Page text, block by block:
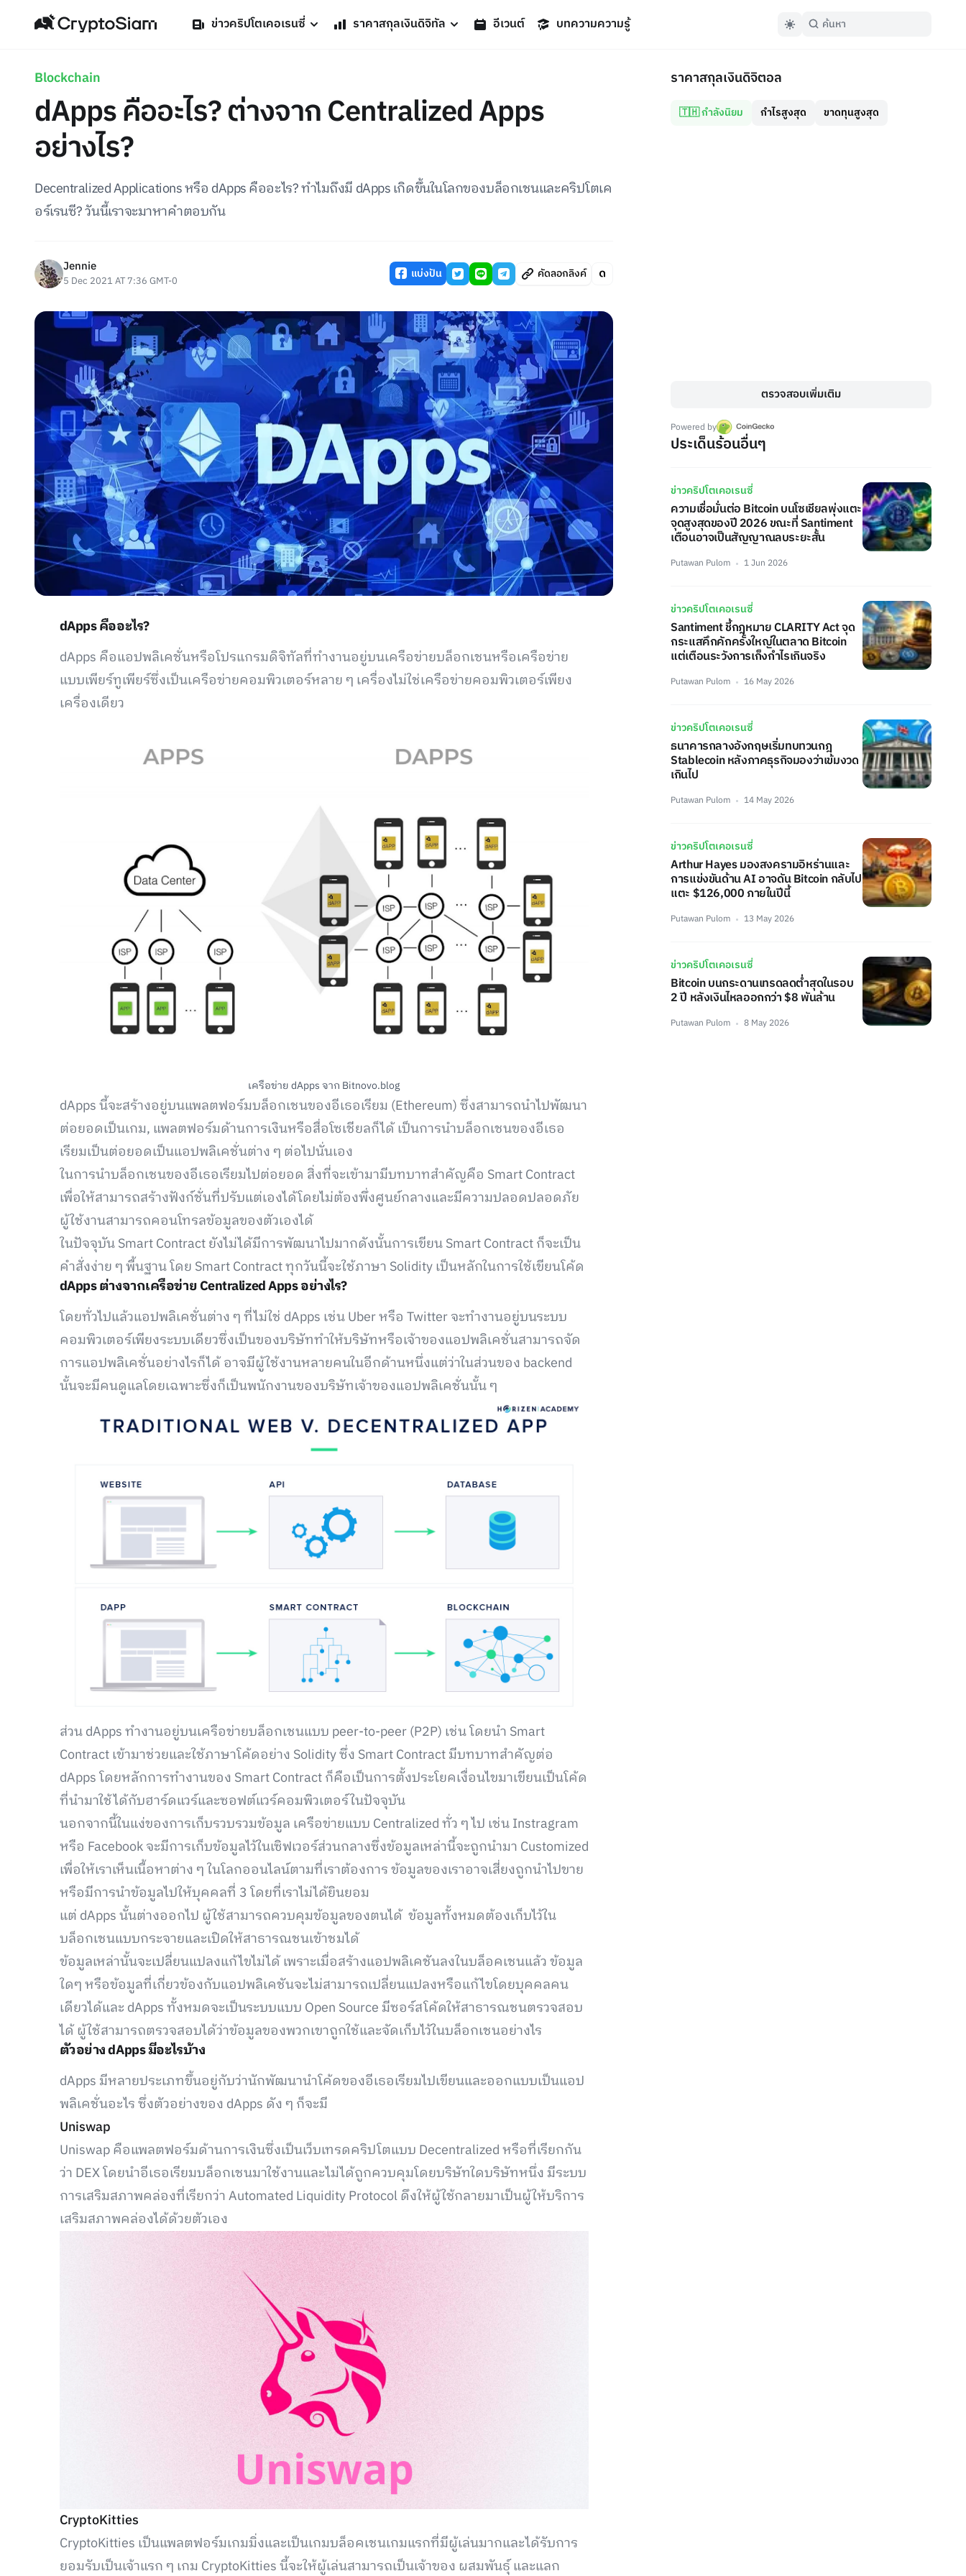
ข่าวคริปโตเคอเรนซี่ ราคาสกุลเงินดิจิทัล อีเวนต์ บทความความรู้
Blockchain
dApps คืออะไร? ต่างจาก Centralized Apps
อย่างไร?
Decentralized Applications หรือ dApps คืออะไร? ทำไมถึงมี dApps เกิดขึ้นในโลกของบล็อกเชนและคริปโตเค
อร์เรนซี? วันนี้เราจะมาหาคำตอบกัน
Jennie
5 Dec 2021 AT 7:36 GMT-0 แบ่งปัน คัดลอกลิงค์
dApps คืออะไร?
dApps คือแอปพลิเคชั่นหรือโปรแกรมดิจิทัลที่ทำงานอยู่บนเครือข่ายบล็อกเชนหรือเครือข่าย
แบบเพียร์ทูเพียร์ซึ่งเป็นเครือข่ายคอมพิวเตอร์หลาย ๆ เครื่องไม่ใช่เครือข่ายคอมพิวเตอร์เพียง
เครื่องเดียว
เครือข่าย dApps จาก Bitnovo.blog
dApps นี้จะสร้างอยู่บนแพลตฟอร์มบล็อกเชนของอีเธอเรียม (Ethereum) ซึ่งสามารถนำไปพัฒนา
ต่อยอดเป็นเกม, แพลตฟอร์มด้านการเงินหรือสื่อโซเชียลก็ได้ เป็นการนำบล็อกเชนของอีเธอ
เรียมเป็นต่อยอดเป็นแอปพลิเคชั่นต่าง ๆ ต่อไปนั่นเอง
ในการนำบล็อกเชนของอีเธอเรียมไปต่อยอด สิ่งที่จะเข้ามามีบทบาทสำคัญคือ Smart Contract
เพื่อให้สามารถสร้างฟังก์ชั่นที่ปรับแต่เองได้โดยไม่ต้องพึ่งศูนย์กลางและมีความปลอดปลอดภัย
ผู้ใช้งานสามารถคอนโทรลข้อมูลของตัวเองได้
ในปัจจุบัน Smart Contract ยังไม่ได้มีการพัฒนาไปมากดังนั้นการเขียน Smart Contract ก็จะเป็น
คำสั่งง่าย ๆ พื้นฐาน โดย Smart Contract ทุกวันนี้จะใช้ภาษา Solidity เป็นหลักในการใช้เขียนโค้ด
dApps ต่างจากเครือข่าย Centralized Apps อย่างไร?
โดยทั่วไปแล้วแอปพลิเคชั่นต่าง ๆ ที่ไม่ใช่ dApps เช่น Uber หรือ Twitter จะทำงานอยู่บนระบบ
คอมพิวเตอร์เพียงระบบเดียวซึ่งเป็นของบริษัททำให้บริษัทหรือเจ้าของแอปพลิเคชั่นสามารถจัด
การแอปพลิเคชั่นอย่างไรก็ได้ อาจมีผู้ใช้งานหลายคนในอีกด้านหนึ่งแต่ว่าในส่วนของ backend
นั้นจะมีคนดูแลโดยเฉพาะซึ่งก็เป็นพนักงานของบริษัทเจ้าของแอปพลิเคชั่นนั้น ๆ
ส่วน dApps ทำงานอยู่บนเครือข่ายบล็อกเชนแบบ peer-to-peer (P2P) เช่น โดยนำ Smart
Contract เข้ามาช่วยและใช้ภาษาโค้ดอย่าง Solidity ซึ่ง Smart Contract มีบทบาทสำคัญต่อ
dApps โดยหลักการทำงานของ Smart Contract ก็คือเป็นการตั้งประโยคเงื่อนไขมาเขียนเป็นโค้ด
ที่นำมาใช้ได้กับฮาร์ดแวร์และซอฟต์แวร์คอมพิวเตอร์ในปัจจุบัน
นอกจากนี้ในแง่ของการเก็บรวบรวมข้อมูล เครือข่ายแบบ Centralized ทั่ว ๆ ไป เช่น Instragram
หรือ Facebook จะมีการเก็บข้อมูลไว้ในเซิฟเวอร์ส่วนกลางซึ่งข้อมูลเหล่านี้จะถูกนำมา Customized
เพื่อให้เราเห็นเนื้อหาต่าง ๆ ในโลกออนไลน์ตามที่เราต้องการ ข้อมูลของเราอาจเสี่ยงถูกนำไปขาย
หรือมีการนำข้อมูลไปให้บุคคลที่ 3 โดยที่เราไม่ได้ยินยอม
แต่ dApps นั้นต่างออกไป ผู้ใช้สามารถควบคุมข้อมูลของตนได้ ข้อมูลทั้งหมดต้องเก็บไว้ใน
บล็อกเชนแบบกระจายและเปิดให้สาธารณชนเข้าชมได้
ข้อมูลเหล่านั้นจะเปลี่ยนแปลงแก้ไขไม่ได้ เพราะเมื่อสร้างแอปพลิเคชันลงในบล็อคเชนแล้ว ข้อมูล
ใดๆ หรือข้อมูลที่เกี่ยวข้องกับแอปพลิเคชันจะไม่สามารถเปลี่ยนแปลงหรือแก้ไขโดยบุคคลคน
เดียวได้และ dApps ทั้งหมดจะเป็นระบบแบบ Open Source มีซอร์สโค้ดให้สาธารณชนตรวจสอบ
ได้ ผู้ใช้สามารถตรวจสอบได้ว่าข้อมูลของพวกเขาถูกใช้และจัดเก็บไว้ในบล็อกเชนอย่างไร
ตัวอย่าง dApps มีอะไรบ้าง
dApps มีหลายประเภทขึ้นอยู่กับว่านักพัฒนานำโค้ดของอีเธอเรียมไปเขียนและออกแบบเป็นแอป
พลิเคชั่นอะไร ซึ่งตัวอย่างของ dApps ดัง ๆ ก็จะมี
Uniswap
Uniswap คือแพลตฟอร์มด้านการเงินซึ่งเป็นเว็บเทรดคริปโตแบบ Decentralized หรือที่เรียกกัน
ว่า DEX โดยนำอีเธอเรียมบล็อกเชนมาใช้งานและไม่ได้ถูกควบคุมโดยบริษัทใดบริษัทหนึ่ง มีระบบ
การเสริมสภาพคล่องที่เรียกว่า Automated Liquidity Protocol ดึงให้ผู้ใช้กลายมาเป็นผู้ให้บริการ
เสริมสภาพคล่องได้ด้วยตัวเอง
CryptoKitties
CryptoKitties เป็นแพลตฟอร์มเกมมิ่งและเป็นเกมบล็อคเชนเกมแรกที่มีผู้เล่นมากและได้รับการ
ยอมรับเป็นเจ้าแรก ๆ เกม CryptoKitties นี้จะให้ผู้เล่นสามารถเป็นเจ้าของ ผสมพันธุ์ และแลก
ราคาสกุลเงินดิจิตอล
🇹🇭 กำลังนิยม กำไรสูงสุด ขาดทุนสูงสุด
ตรวจสอบเพิ่มเติม
Powered by
ประเด็นร้อนอื่นๆ
ข่าวคริปโตเคอเรนซี่
ความเชื่อมั่นต่อ Bitcoin บนโซเชียลพุ่งแตะ
จุดสูงสุดของปี 2026 ขณะที่ Santiment
เตือนอาจเป็นสัญญาณลบระยะสั้น
Putawan Pulom 1 Jun 2026
ข่าวคริปโตเคอเรนซี่
Santiment ชี้กฎหมาย CLARITY Act จุด
กระแสคึกคักครั้งใหญ่ในตลาด Bitcoin
แต่เตือนระวังการเก็งกำไรเกินจริง
Putawan Pulom 16 May 2026
ข่าวคริปโตเคอเรนซี่
ธนาคารกลางอังกฤษเริ่มทบทวนกฎ
Stablecoin หลังภาคธุรกิจมองว่าเข้มงวด
เกินไป
Putawan Pulom 14 May 2026
ข่าวคริปโตเคอเรนซี่
Arthur Hayes มองสงครามอิหร่านและ
การแข่งขันด้าน AI อาจดัน Bitcoin กลับไป
แตะ $126,000 ภายในปีนี้
Putawan Pulom 13 May 2026
ข่าวคริปโตเคอเรนซี่
Bitcoin บนกระดานเทรดลดต่ำสุดในรอบ
2 ปี หลังเงินไหลออกกว่า $8 พันล้าน
Putawan Pulom 8 May 2026